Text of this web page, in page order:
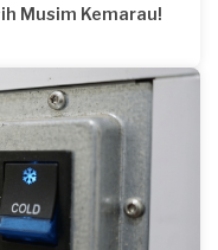
Musim Kemarau!